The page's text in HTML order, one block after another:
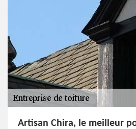
Artisan Chira, le meilleur